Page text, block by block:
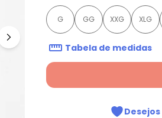
G GG XXG XLG
Tabela de medidas
Desejos